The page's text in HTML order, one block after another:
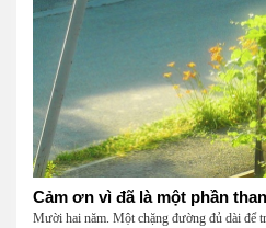
Cảm ơn vì đã là một phần
Mười hai năm. Một chặng đường đủ dài để